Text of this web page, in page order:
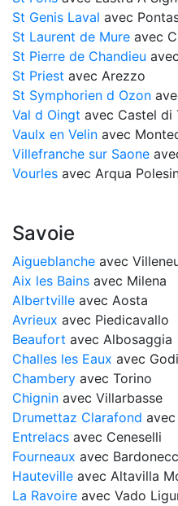
St Genis Laval avec
St Laurent de Mure avec
St Pierre de Chandieu
St Priest avec Arezzo
St Symphorien d Ozon
Val d Oingt avec Castel di
Vaulx en Velin avec
Villefranche sur Saone
Vourles avec Arqua
Savoie
Aigueblanche avec
Aix les Bains avec Milena
Albertville avec Aosta
Avrieux avec Piedicavallo
Beaufort avec Albosaggia
Challes les Eaux avec
Chambery avec Torino
Chignin avec Villarbasse
Drumettaz Clarafond
Entrelacs avec Ceneselli
Fourneaux avec
Hauteville avec Altavilla
La Ravoire avec Vado